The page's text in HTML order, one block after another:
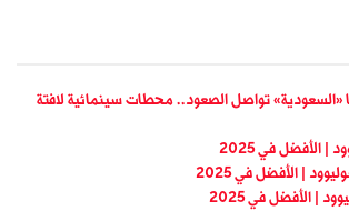
«السعودية» تواصل الصعود.. محطات سينمائية لافتة
| الأفضل في 2025
| الأفضل في 2025
| الأفضل في 2025